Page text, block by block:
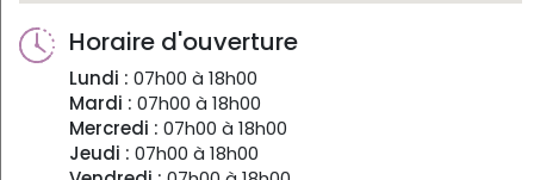
Horaire d'ouverture
Lundi : 07h00 à 18h00
Mardi : 07h00 à 18h00
Mercredi : 07h00 à 18h00
Jeudi : 07h00 à 18h00